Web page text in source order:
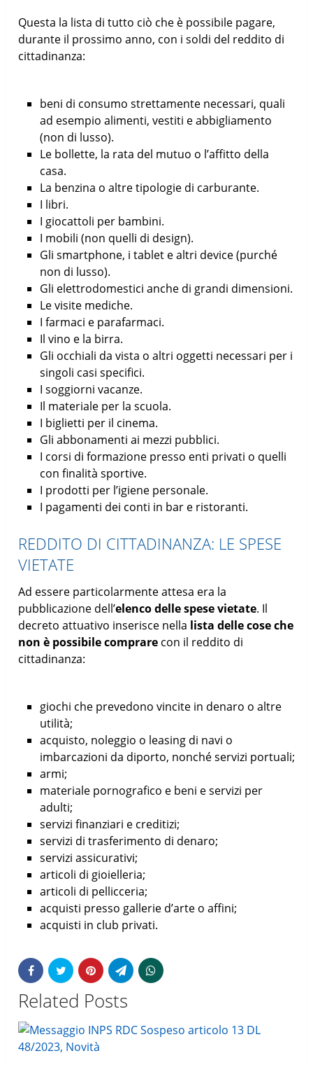
Questa la lista di tutto ciò che è possibile pagare,
durante il prossimo anno, con i soldi del reddito di
cittadinanza:
beni di consumo strettamente necessari, quali
ad esempio alimenti, vestiti e abbigliamento
(non di lusso).
Le bollette, la rata del mutuo o l’affitto della
casa.
La benzina o altre tipologie di carburante.
I libri.
I giocattoli per bambini.
I mobili (non quelli di design).
Gli smartphone, i tablet e altri device (purché
non di lusso).
Gli elettrodomestici anche di grandi dimensioni.
Le visite mediche.
I farmaci e parafarmaci.
Il vino e la birra.
Gli occhiali da vista o altri oggetti necessari per i
singoli casi specifici.
I soggiorni vacanze.
Il materiale per la scuola.
I biglietti per il cinema.
Gli abbonamenti ai mezzi pubblici.
I corsi di formazione presso enti privati o quelli
con finalità sportive.
I prodotti per l’igiene personale.
I pagamenti dei conti in bar e ristoranti.
REDDITO DI CITTADINANZA: LE SPESE
VIETATE
Ad essere particolarmente attesa era la
pubblicazione dell’elenco delle spese vietate. Il
decreto attuativo inserisce nella lista delle cose che
non è possibile comprare con il reddito di
cittadinanza:
giochi che prevedono vincite in denaro o altre
utilità;
acquisto, noleggio o leasing di navi o
imbarcazioni da diporto, nonché servizi portuali;
armi;
materiale pornografico e beni e servizi per
adulti;
servizi finanziari e creditizi;
servizi di trasferimento di denaro;
servizi assicurativi;
articoli di gioielleria;
articoli di pellicceria;
acquisti presso gallerie d’arte o affini;
acquisti in club privati.
Related Posts